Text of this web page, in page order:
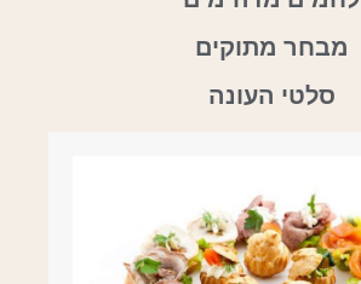
מבחר מתוקים
סלטי העונה